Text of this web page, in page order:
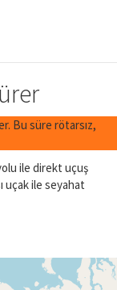
Bu süre rötarsız,
ile direkt uçuş
uçak ile seyahat